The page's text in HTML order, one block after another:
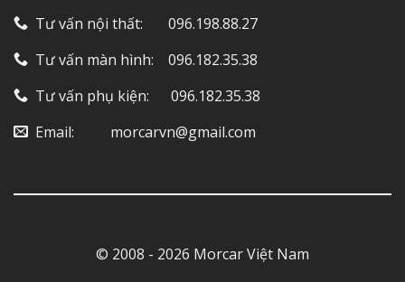
Tư vấn nội thất: ‎ ‎ ‎ ‎ ‎ ‎ 096.198.88.27
Tư vấn màn hình: ‎ ‎ ‎ 096.182.35.38
Tư vấn phụ kiện: ‎ ‎ ‎ ‎‎ ‎ 096.182.35.38
Email: ‎ ‎ ‎ ‎ ‎ ‎ ‎ ‎ ‎ morcarvn@gmail.com
© 2008 - 2026 Morcar Việt Nam